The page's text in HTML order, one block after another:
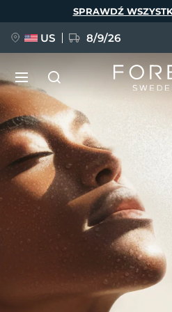
SPRAWDŹ
US 8/9/26
NOWOŚĆ
FAQ™ Pure Beauty-Tech
BREAKING NEWS
issa™ Teeth Whitening Set
Język
English Deutsch
Français
Italiano
Svenska
简体中文